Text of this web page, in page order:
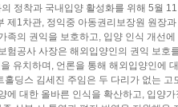
정착과 국내입양 활성화를 위해 5월
제1차관, 정익중 아동권리보장원 원장
족의 권익을 보호하고, 입양 인식 개선
험공사 사장은 해외입양인의 권익 보
유치하며, 언론을 통해 해외입양인에
딩스 김세진 주임은 두 다리가 없는
에 대한 올바른 인식을 확산하고, 입양